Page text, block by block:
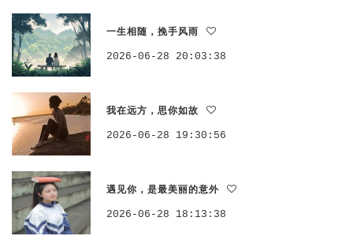
一生相随，挽手风雨
2026-06-28 20:03:38
我在远方，思你如故
2026-06-28 19:30:56
遇见你，是最美丽的意外
2026-06-28 18:13:38